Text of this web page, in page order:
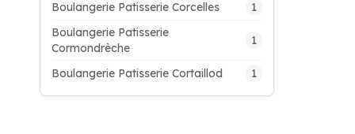
Boulangerie Patisserie Corcelles 1
Boulangerie Patisserie
Cormondrèche
1
Boulangerie Patisserie Cortaillod 1